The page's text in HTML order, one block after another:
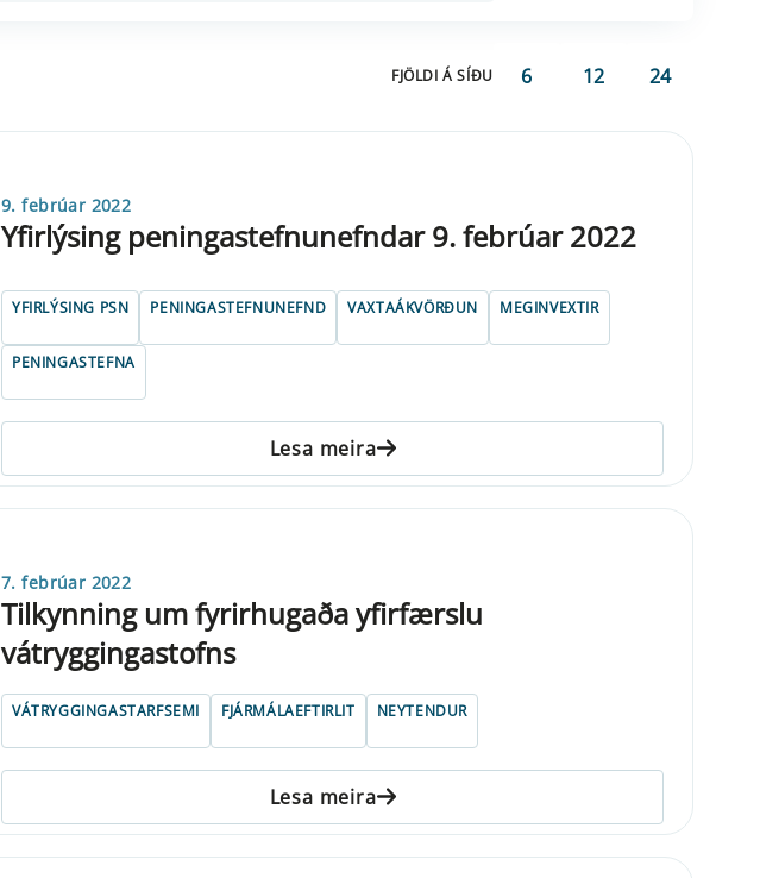
FJÖLDI Á SÍÐU 6 12 24
9. febrúar 2022
Yfirlýsing peningastefnunefndar 9. febrúar 2022
YFIRLÝSING PSN PENINGASTEFNUNEFND VAXTAÁKVÖRÐUN MEGINVEXTIR
PENINGASTEFNA
Lesa meira
7. febrúar 2022
Tilkynning um fyrirhugaða yfirfærslu
vátryggingastofns
VÁTRYGGINGASTARFSEMI FJÁRMÁLAEFTIRLIT NEYTENDUR
Lesa meira